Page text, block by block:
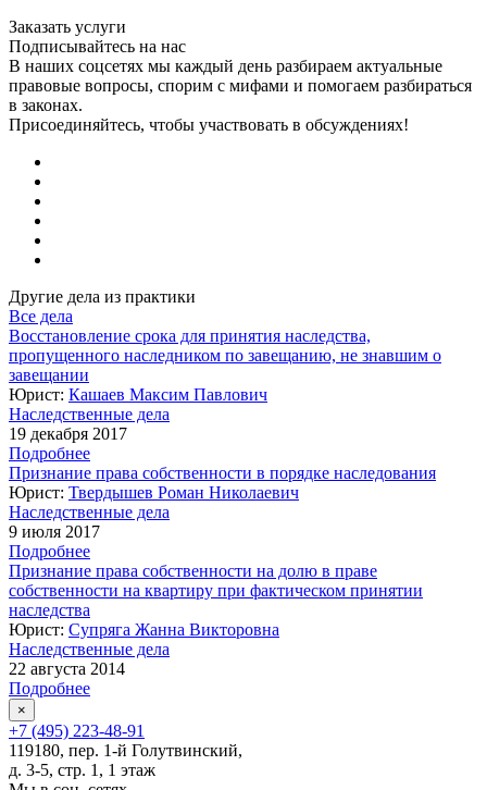
Заказать услуги
Подписывайтесь на нас
В наших соцсетях мы каждый день разбираем актуальные
правовые вопросы, спорим с мифами и помогаем разбираться
в законах.
Присоединяйтесь, чтобы участвовать в обсуждениях!
Другие дела из практики
Все дела
Восстановление срока для принятия наследства,
пропущенного наследником по завещанию, не знавшим о
завещании
Юрист: Кашаев Максим Павлович
Наследственные дела
19 декабря 2017
Подробнее
Признание права собственности в порядке наследования
Юрист: Твердышев Роман Николаевич
Наследственные дела
9 июля 2017
Подробнее
Признание права собственности на долю в праве
собственности на квартиру при фактическом принятии
наследства
Юрист: Супряга Жанна Викторовна
Наследственные дела
22 августа 2014
Подробнее
×
+7 (495) 223-48-91
119180, пер. 1-й Голутвинский,
д. 3-5, стр. 1, 1 этаж